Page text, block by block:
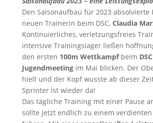
Den Saisonaufbau für 2023 absolvierte
neuen Trainerin beim DSC, Claudia
Kontinuierliches, verletzungsfreies
intensive Trainingslager ließen
den ersten 100m Wettkampfbeim DSC
Jugendmeetingim Mai blicken. Der
hielt und der Kopf wusste ab dieser
Sprinter ist wieder da!
Das tägliche Training mit einer Pause
sollte jetzt endlich zu einem verdienten